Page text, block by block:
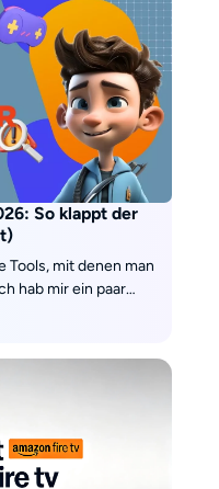
kompatible
Gebrauch
So klappt der
Tools, mit denen man
hab mir ein paar
welche